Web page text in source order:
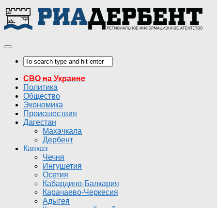
СВО на Украине
Политика
Общество
Экономика
Происшествия
Дагестан
Махачкала
Дербент
Кавказ
Чечня
Ингушетия
Осетия
Кабардино-Балкария
Карачаево-Черкесия
Адыгея